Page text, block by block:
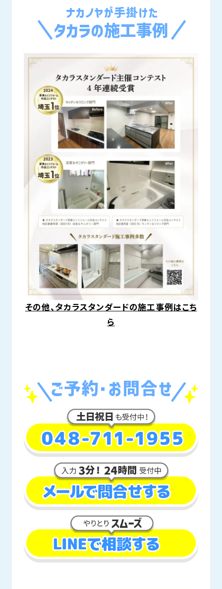
その他、タカラスタンダードの施工事例はこち
ら